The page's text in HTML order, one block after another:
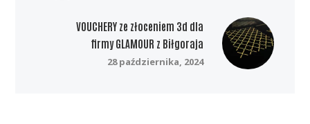
VOUCHERY ze złoceniem 3d dla
firmy GLAMOUR z Biłgoraja
28 października, 2024